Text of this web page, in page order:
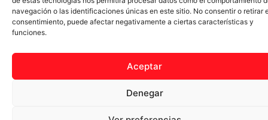
navegación o las identificaciones únicas en este sitio. No consentir o retirar
consentimiento, puede afectar negativamente a ciertas características y
funciones.
Aceptar
Denegar
Aviso Legal